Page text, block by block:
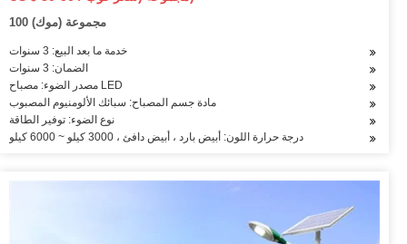
100 مجموعة (موك)
خدمة ما بعد البيع: 3 سنوات
الضمان: 3 سنوات
مصدر الضوء: مصباح LED
مادة جسم المصباح: سبائك الألومنيوم المصبوب
نوع الضوء: توفير الطاقة
درجة حرارة اللون: أبيض بارد ، أبيض دافئ ، 3000 كيلو ~ 6000 كيلو